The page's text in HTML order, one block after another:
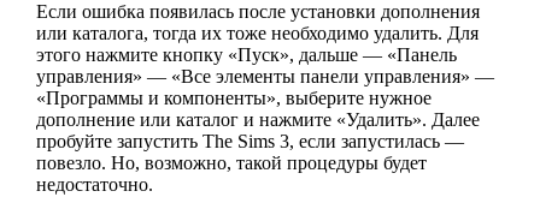
Если ошибка появилась после установки дополнения
или каталога, тогда их тоже необходимо удалить. Для
этого нажмите кнопку «Пуск», дальше — «Панель
управления» — «Все элементы панели управления» —
«Программы и компоненты», выберите нужное
дополнение или каталог и нажмите «Удалить». Далее
пробуйте запустить The Sims 3, если запустилась —
повезло. Но, возможно, такой процедуры будет
недостаточно.